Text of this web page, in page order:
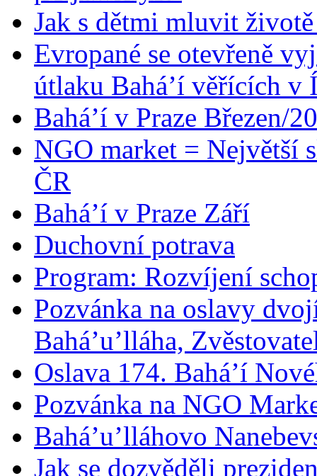
Jak s dětmi mluvit
Evropané se otevřeně
útlaku Bahá’í věřících v
Bahá’í v Praze Březen/
NGO market = Největší
ČR
Bahá’í v Praze Září
Duchovní potrava
Program: Rozvíjení
Pozvánka na oslavy
Bahá’u’lláha,
Oslava 174. Bahá’í
Pozvánka na NGO
Bahá’u’lláhovo
Jak se dozvěděli